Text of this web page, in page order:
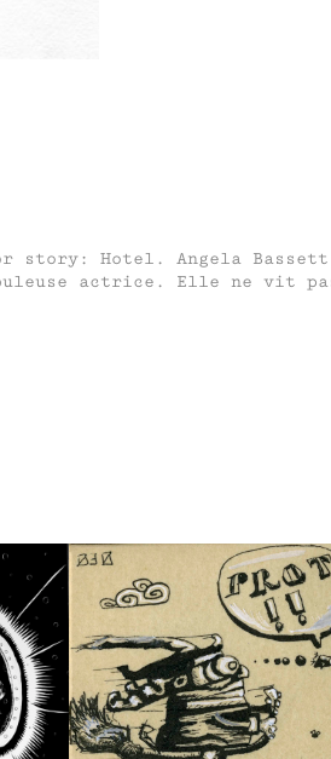
story: Hotel. Angela
actrice. Elle ne vit